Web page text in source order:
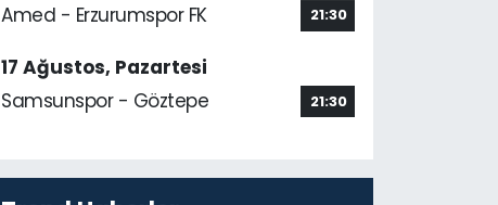
Amed - Erzurumspor FK 21:30
17 Ağustos, Pazartesi
Samsunspor - Göztepe
21:30